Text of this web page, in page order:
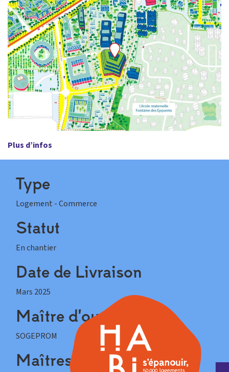
Plus d’infos
Type
Logement - Commerce
Statut
En chantier
Date de Livraison
Mars 2025
Maître d'ouvrage
SOGEPROM
Maîtres d'oeuvre